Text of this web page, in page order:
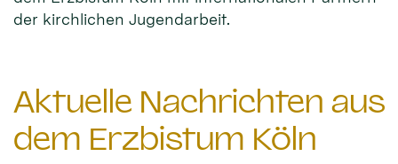
der kirchlichen Jugendarbeit.
Aktuelle Nachrichten aus
dem Erzbistum Köln